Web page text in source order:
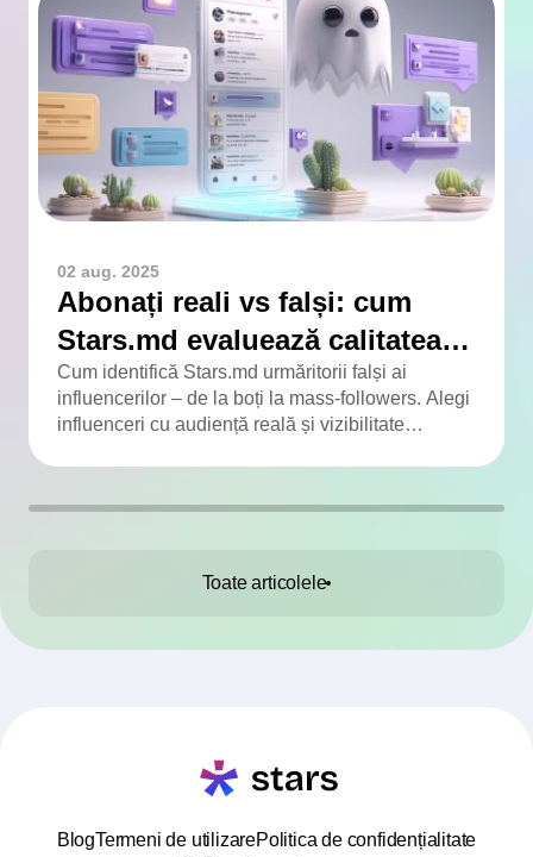
02 aug. 2025
Abonați reali vs falși: cum
Stars.md evaluează calitatea
audienței
Cum identifică Stars.md urmăritorii falși ai
influencerilor – de la boți la mass-followers. Alegi
influenceri cu audiență reală și vizibilitate
Toate articolele
BlogTermeni de utilizarePolitica de confidențialitate